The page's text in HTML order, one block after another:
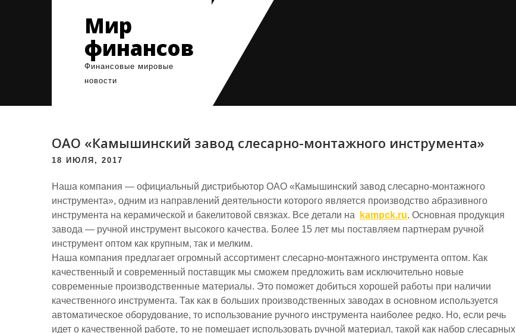
Мир
финансов
Финансовые мировые
новости
ОАО «Камышинский завод слесарно-монтажного инструмента»
18 ИЮЛЯ, 2017
Наша компания — официальный дистрибьютор ОАО «Камышинский завод слесарно-монтажного
инструмента», одним из направлений деятельности которого является производство абразивного
инструмента на керамической и бакелитовой связках. Все детали на
kampck.ru. Основная продукция
завода — ручной инструмент высокого качества. Более 15 лет мы поставляем партнерам ручной
инструмент оптом как крупным, так и мелким.
Наша компания предлагает огромный ассортимент слесарно-монтажного инструмента оптом. Как
качественный и современный поставщик мы сможем предложить вам исключительно новые
современные производственные материалы. Это поможет добиться хорошей работы при наличии
качественного инструмента. Так как в больших производственных заводах в основном используется
автоматическое оборудование, то использование ручного инструмента наиболее редко. Но, если речь
идет о качественной работе, то не помешает использовать ручной материал, такой как набор слесарных